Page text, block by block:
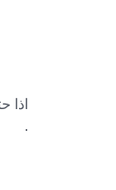
اذا
.